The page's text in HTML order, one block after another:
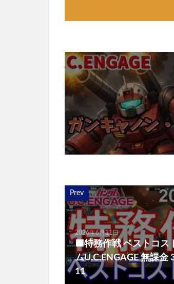
Prev
2026年6月11日
🟦特務作戦 ベストコス
ムU.C.ENGAGE 無課金
11